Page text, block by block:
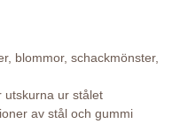
blommor, schackmönster,
utskurna ur stålet
av stål och gummi